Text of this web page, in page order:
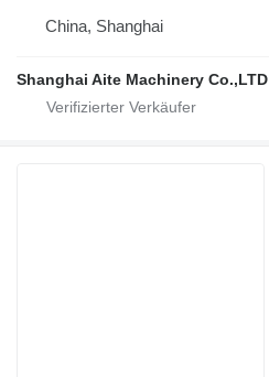
China, Shanghai
Shanghai Aite Machinery Co.,LTD